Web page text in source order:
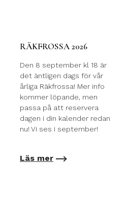
RÄKFROSSA 2026
Den 8 september kl 18 är
det äntligen dags för vår
årliga Räkfrossa! Mer info
kommer löpande, men
passa på att reservera
dagen i din kalender redan
nu! Vi ses i september!
Läs mer